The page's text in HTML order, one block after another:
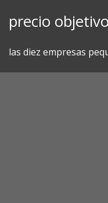
precio
las diez empresas